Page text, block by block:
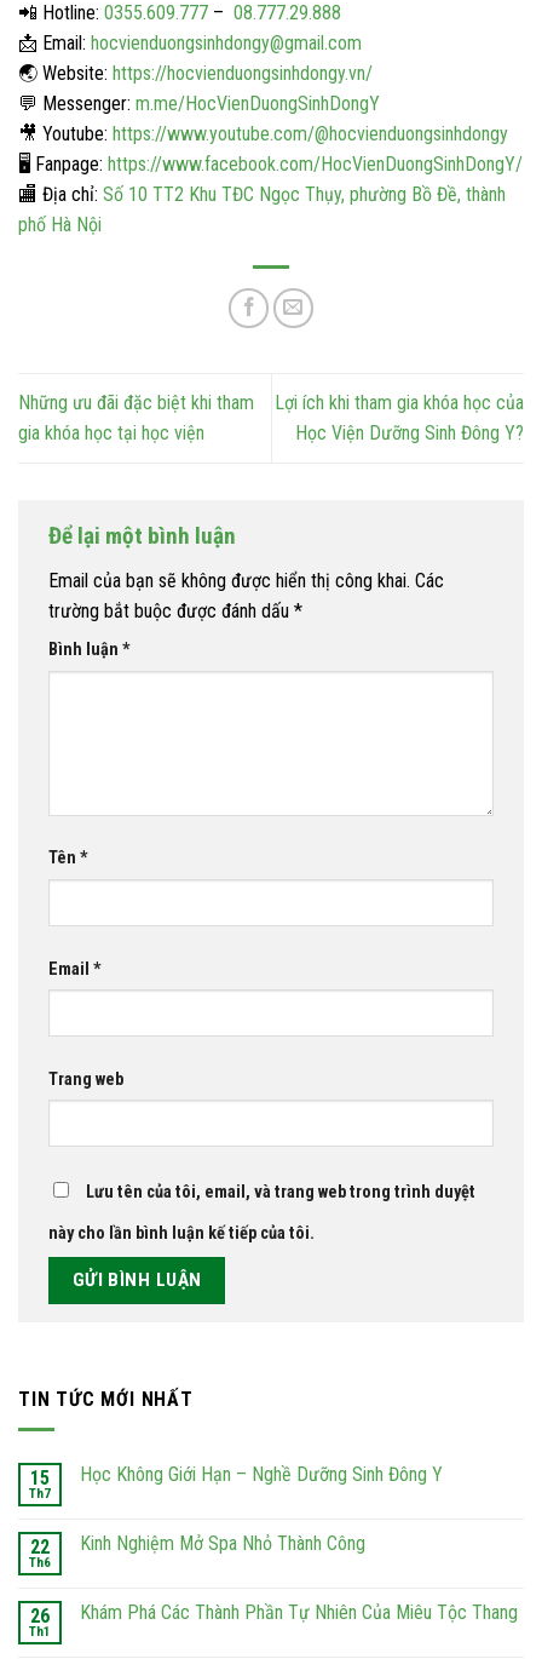
TIN TỨC MỚI NHẤT
15
Th7
Học Không Giới Hạn – Nghề Dưỡng Sinh Đông Y
22
Th6
Kinh Nghiệm Mở Spa Nhỏ Thành Công
26
Th1
Khám Phá Các Thành Phần Tự Nhiên Của Miêu Tộc Thang
📲 Hotline: 0355.609.777 – 08.777.29.888
📩 Email: hocvienduongsinhdongy@gmail.com
🌏 Website: https://hocvienduongsinhdongy.vn/
💬 Messenger: m.me/HocVienDuongSinhDongY
🎥 Youtube: https://www.youtube.com/@hocvienduongsinhdongy
🖥️ Fanpage: https://www.facebook.com/HocVienDuongSinhDongY/
🏬 Địa chỉ: Số 10 TT2 Khu TĐC Ngọc Thụy, phường Bồ Đề, thành
phố Hà Nội
Những ưu đãi đặc biệt khi tham
gia khóa học tại học viện
Lợi ích khi tham gia khóa học của
Học Viện Dưỡng Sinh Đông Y?
Để lại một bình luận
Email của bạn sẽ không được hiển thị công khai. Các
trường bắt buộc được đánh dấu *
Bình luận *
Tên *
Email *
Trang web
Lưu tên của tôi, email, và trang web trong trình duyệt
này cho lần bình luận kế tiếp của tôi.